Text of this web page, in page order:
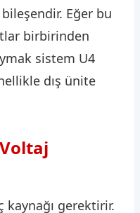
Eğer bu
birbirinden
sistem U4
dış ünite
gerektirir.